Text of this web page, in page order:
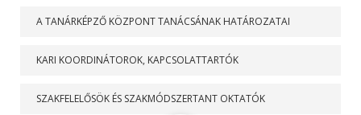
A TANÁRKÉPZŐ KÖZPONT TANÁCSÁNAK HATÁROZATAI
KARI KOORDINÁTOROK, KAPCSOLATTARTÓK
SZAKFELELŐSÖK ÉS SZAKMÓDSZERTANT OKTATÓK